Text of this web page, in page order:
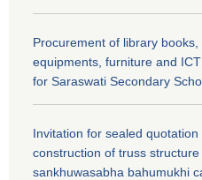
Procurement of library books,
equipments, furniture and
for Saraswati Secondary
Invitation for sealed quotation
construction of truss structure
sankhuwasabha bahumukhi